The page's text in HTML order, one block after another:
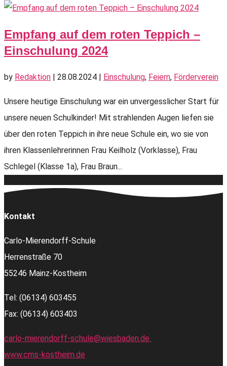
Empfang auf dem roten Teppich –
Einschulung 2024
by Redaktion 28.08.2024 Einschulung, Feiern, Förderverein
Unsere heutige Einschulung war ein unvergesslicher Start für
unsere neuen Schulkinder! Mit strahlenden Augen liefen sie
über den roten Teppich in ihre neue Schule ein, wo sie von
ihren Klassenlehrerinnen Frau Keilholz (Vorklasse), Frau
Schlegel (Klasse 1a), Frau Braun...
Kontakt
Carlo-Mierendorff-Schule
Herrenstraße 70
55246 Mainz-Kostheim
Tel: (06134) 603455
Fax: (06134) 603403
carlo-mierendorff-schule@wiesbaden.de
www.cms-kostheim.de